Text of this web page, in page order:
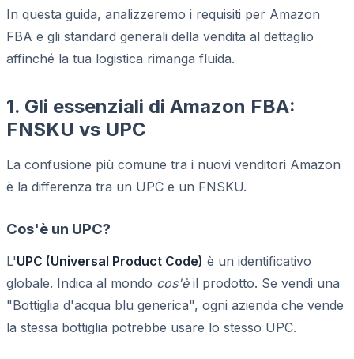
In questa guida, analizzeremo i requisiti per Amazon
FBA e gli standard generali della vendita al dettaglio
affinché la tua logistica rimanga fluida.
1. Gli essenziali di Amazon FBA:
FNSKU vs UPC
La confusione più comune tra i nuovi venditori Amazon
è la differenza tra un UPC e un FNSKU.
Cos'è un UPC?
L'UPC (Universal Product Code) è un identificativo
globale. Indica al mondo cos'èil prodotto. Se vendi una
"Bottiglia d'acqua blu generica", ogni azienda che vende
la stessa bottiglia potrebbe usare lo stesso UPC.